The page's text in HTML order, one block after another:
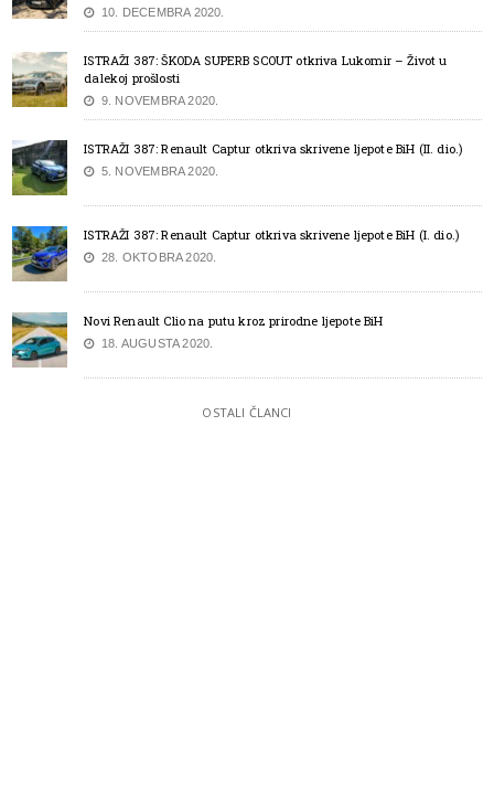
10. DECEMBRA 2020.
ISTRAŽI 387: ŠKODA SUPERB SCOUT otkriva Lukomir – Život u
dalekoj prošlosti
9. NOVEMBRA 2020.
ISTRAŽI 387: Renault Captur otkriva skrivene ljepote BiH (II. dio.)
5. NOVEMBRA 2020.
ISTRAŽI 387: Renault Captur otkriva skrivene ljepote BiH (I. dio.)
28. OKTOBRA 2020.
Novi Renault Clio na putu kroz prirodne ljepote BiH
18. AUGUSTA 2020.
OSTALI ČLANCI